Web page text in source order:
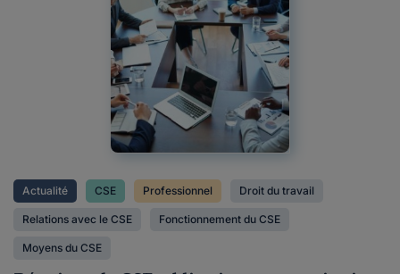
Actualité CSE Professionnel Droit du travail
Relations avec le CSE Fonctionnement du CSE
Moyens du CSE